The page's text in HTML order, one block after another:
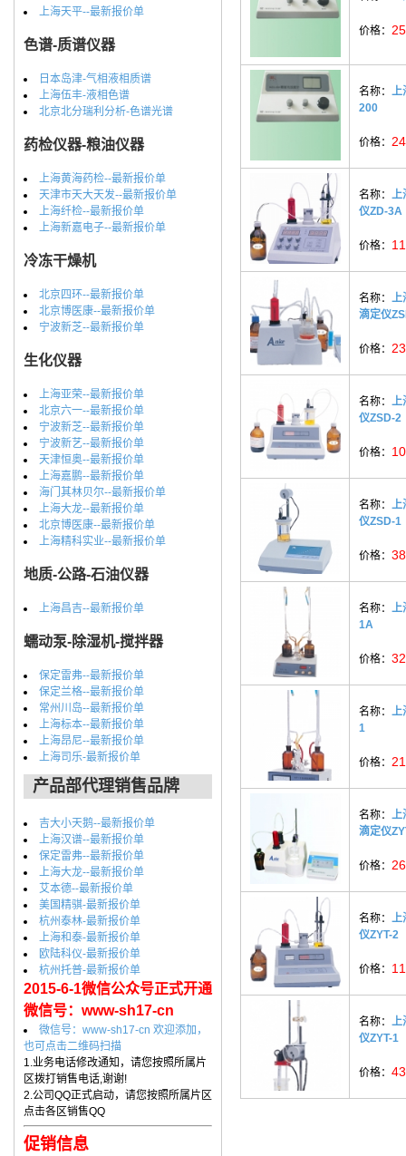
上海天平--最新报价单
色谱-质谱仪器
日本岛津-气相液相质谱
上海伍丰-液相色谱
北京北分瑞利分析-色谱光谱
药检仪器-粮油仪器
上海黄海药检--最新报价单
天津市天大天发--最新报价单
上海纤检--最新报价单
上海新嘉电子--最新报价单
冷冻干燥机
北京四环--最新报价单
北京博医康--最新报价单
宁波新芝--最新报价单
生化仪器
上海亚荣--最新报价单
北京六一--最新报价单
宁波新芝--最新报价单
宁波新艺--最新报价单
天津恒奥--最新报价单
上海嘉鹏--最新报价单
海门其林贝尔--最新报价单
上海大龙--最新报价单
北京博医康--最新报价单
上海精科实业--最新报价单
地质-公路-石油仪器
上海昌吉--最新报价单
蠕动泵-除湿机-搅拌器
保定雷弗--最新报价单
保定兰格--最新报价单
常州川岛--最新报价单
上海标本--最新报价单
上海昂尼--最新报价单
上海司乐-最新报价单
产品部代理销售品牌
吉大小天鹅--最新报价单
上海汉谱--最新报价单
保定雷弗--最新报价单
上海大龙--最新报价单
艾本德--最新报价单
美国精骐-最新报价单
杭州泰林-最新报价单
上海和泰-最新报价单
欧陆科仪-最新报价单
杭州托普-最新报价单
2015-6-1微信公众号正式开通
微信号：www-sh17-cn
微信号：www-sh17-cn 欢迎添加，
也可点击二维码扫描
1.业务电话修改通知，请您按照所属片
区拨打销售电话,谢谢!
2.公司QQ正式启动，请您按照所属片区
点击各区销售QQ
促销信息
价格：
名称： 上
200
价格：
名称： 上
仪ZD-3A
价格：
名称： 上
滴定仪
价格：
名称： 上
仪ZSD-2
价格：
名称： 上
仪ZSD-1
价格：
名称： 上
1A
价格：
名称： 上
1
价格：
名称： 上
滴定仪
价格：
名称： 上
仪ZYT-2
价格：
名称： 上
仪ZYT-1
价格：